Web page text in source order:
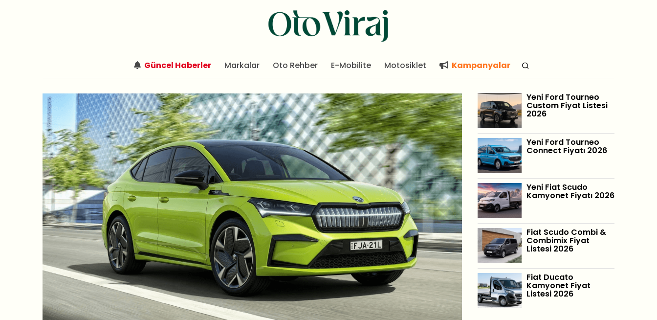
Güncel Haberler Markalar Oto Rehber E-Mobilite Motosiklet Kampanyalar
Yeni Ford Tourneo
Custom Fiyat Listesi
2026
Yeni Ford Tourneo
Connect Fiyatı 2026
Yeni Fiat Scudo
Kamyonet Fiyatı 2026
Fiat Scudo Combi &
Combimix Fiyat
Listesi 2026
Fiat Ducato
Kamyonet Fiyat
Listesi 2026